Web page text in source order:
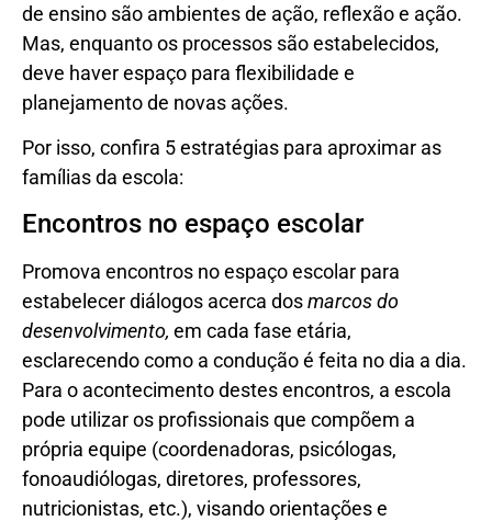
de ensino são ambientes de ação, reflexão e ação.
Mas, enquanto os processos são estabelecidos,
deve haver espaço para flexibilidade e
planejamento de novas ações.
Por isso, confira 5 estratégias para aproximar as
famílias da escola:
Encontros no espaço escolar
Promova encontros no espaço escolar para
estabelecer diálogos acerca dosmarcos do
desenvolvimento, em cada fase etária,
esclarecendo como a condução é feita no dia a dia.
Para o acontecimento destes encontros, a escola
pode utilizar os profissionais que compõem a
própria equipe (coordenadoras, psicólogas,
fonoaudiólogas, diretores, professores,
nutricionistas, etc.), visando orientações e